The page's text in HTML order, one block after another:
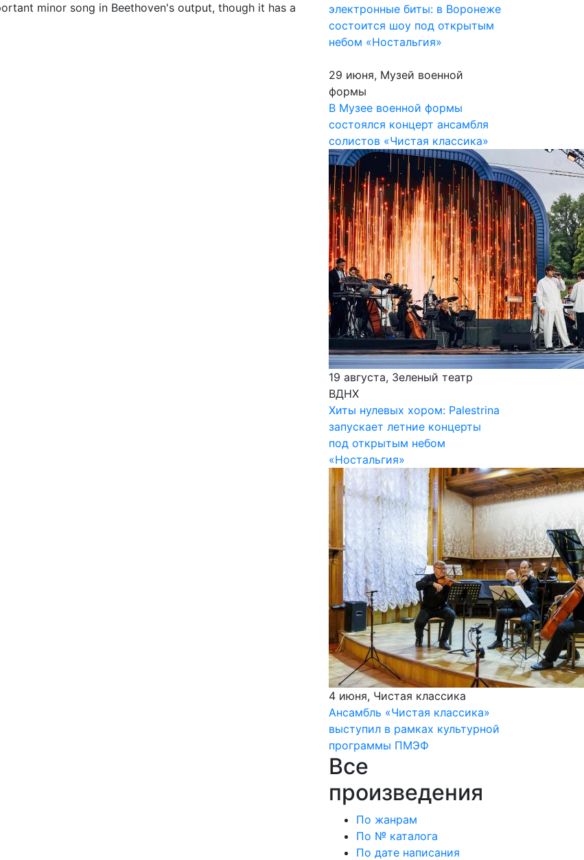
minor song in Beethoven's output, though it has a
электронные биты: в Воронеже
состоится шоу под открытым
небом «Ностальгия»
29 июня, Музей военной
формы
В Музее военной формы
состоялся концерт ансамбля
солистов «Чистая классика»
19 августа, Зеленый театр
ВДНХ
Хиты нулевых хором: Palestrina
запускает летние концерты
под открытым небом
«Ностальгия»
4 июня, Чистая классика
Ансамбль «Чистая классика»
выступил в рамках культурной
программы ПМЭФ
Все
произведения
По жанрам
По № каталога
По дате написания